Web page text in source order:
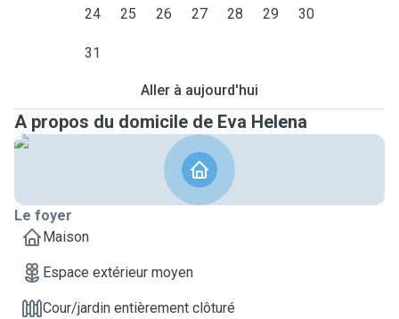
24 25 26 27 28 29 30
31
Aller à aujourd'hui
A propos du domicile de Eva Helena
Le foyer
Maison
Espace extérieur moyen
Cour/jardin entièrement clôturé